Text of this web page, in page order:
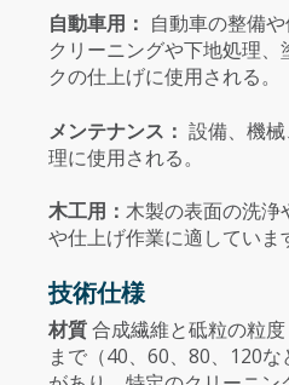
自動車用： 自動車の整備
クリーニングや下地処理
クの仕上げに使用される。
メンテナンス： 設備、機
理に使用される。
木工用： 木製の表面の洗浄
や仕上げ作業に適していま
技術仕様
材質合成繊維と砥粒の粒
まで（40、60、80、120